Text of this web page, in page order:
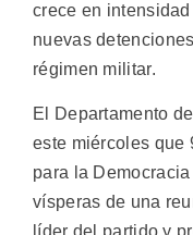
crece en
nuevas
régimen militar.
El Departamento
este miércoles que
para la
vísperas de una